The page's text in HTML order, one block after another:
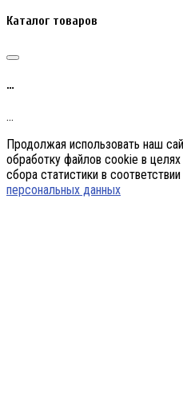
Каталог товаров
…
…
Продолжая использовать наш
обработку файлов cookie в
сбора статистики в соответствии
персональных данных